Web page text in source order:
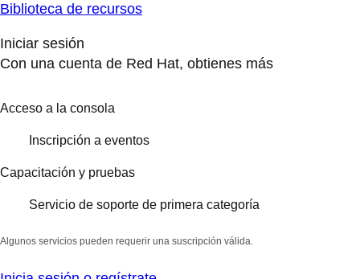
Biblioteca de recursos
Iniciar sesión
Con una cuenta de Red Hat, obtienes más
Acceso a la consola
Inscripción a eventos
Capacitación y pruebas
Servicio de soporte de primera categoría
Algunos servicios pueden requerir una suscripción válida.